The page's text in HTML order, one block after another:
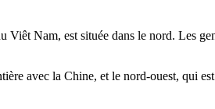
Viêt Nam, est située dans le nord. Les
avec la Chine, et le nord-ouest, qui